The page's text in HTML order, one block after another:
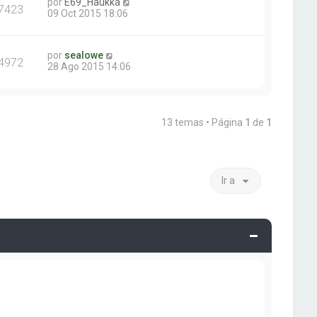
09 Oct 2015 18:06
por sealowe
28 Ago 2015 14:06
13 temas • Página 1 de 1
Ir a